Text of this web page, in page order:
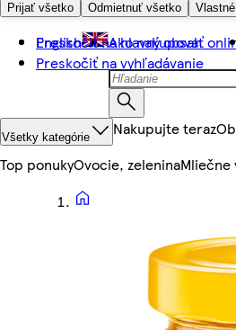
Prijať všetko Odmietnuť všetko
Preskočiť na hlavný obsah
Preskočiť na vyhľadávanie
English Ako nakupovať
Všetky kategórie Nakupujte teraz
Top ponukyOvocie, zeleninaMliečne